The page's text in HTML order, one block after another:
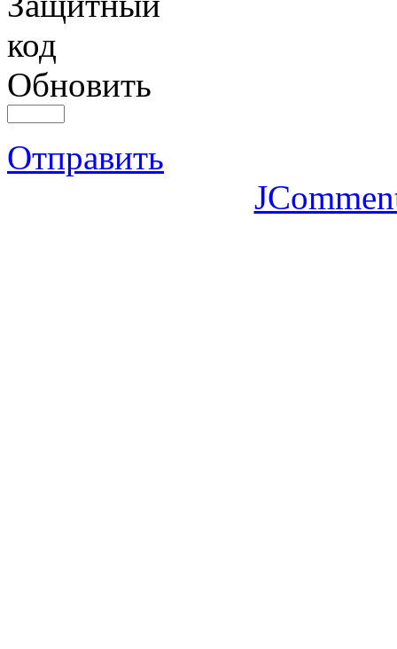
Обновить
Отправить